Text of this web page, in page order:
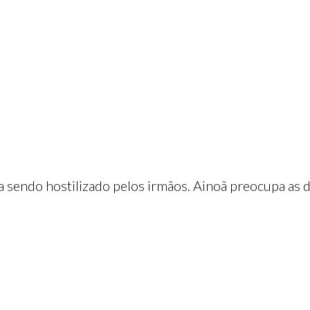
sendo hostilizado pelos irmãos. Ainoã preocupa as